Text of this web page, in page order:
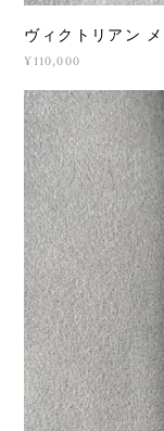
ヴィクトリアン
¥110,000